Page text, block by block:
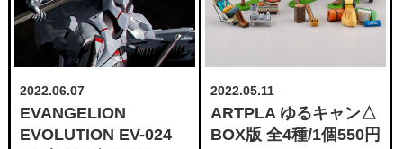
2022.06.07
EVANGELION
EVOLUTION EV-024
2022.05.11
ARTPLA ゆるキャン△
BOX版 全4種/1個550円